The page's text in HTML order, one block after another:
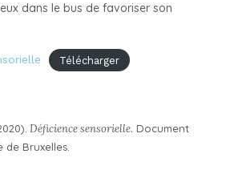
dans le bus de favoriser son
Télécharger
Déficience sensorielle. Document
de Bruxelles.